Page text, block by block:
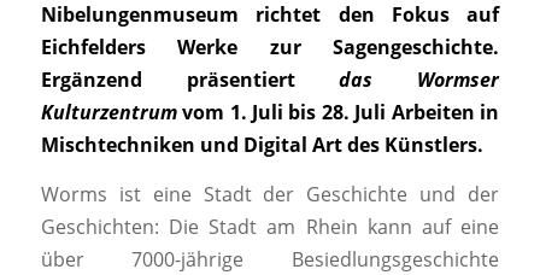
Nibelungenmuseum richtet
den Fokus auf
Eichfelders Werke
zur Sagengeschichte.
Ergänzend präsentiertdas Wormser
Kulturzentrumvom 1. Juli bis 28. Juli Arbeiten in
Mischtechniken und Digital Art des Künstlers.
Worms ist eine Stadt der Geschichte und der
Geschichten: Die Stadt am Rhein kann auf eine
über 7000-jährige Besiedlungsgeschichte